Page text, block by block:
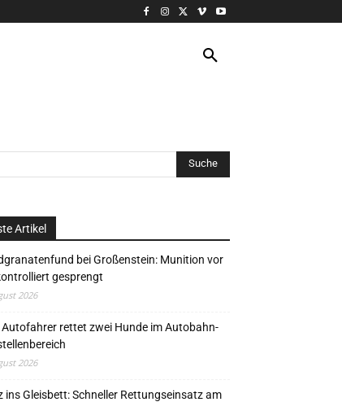
Artikel
bei Großenstein: Munition vor
gesprengt
2026
Autofahrer rettet zwei Hunde im Autobahn-
2026
ins Gleisbett: Schneller Rettungseinsatz am